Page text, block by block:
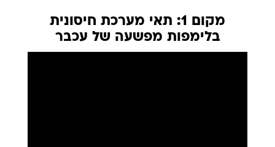
מקום 1: תאי מערכת חיסונית
בלימפות מפשעה של עכבר